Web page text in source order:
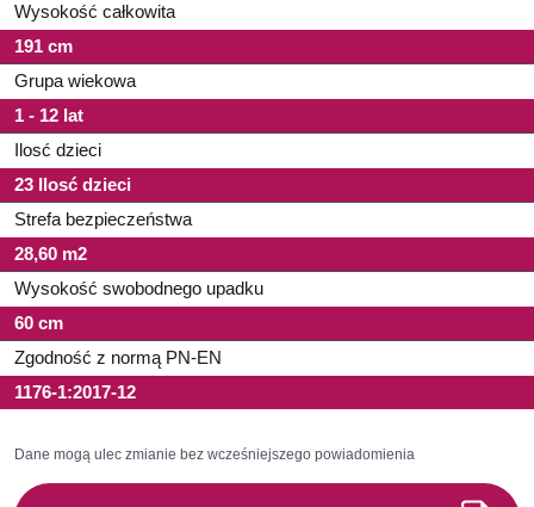
Wysokość całkowita
191 cm
Grupa wiekowa
1 - 12 lat
Ilosć dzieci
23 Ilosć dzieci
Strefa bezpieczeństwa
28,60 m2
Wysokość swobodnego upadku
60 cm
Zgodność z normą PN-EN
1176-1:2017-12
Dane mogą ulec zmianie bez wcześniejszego powiadomienia